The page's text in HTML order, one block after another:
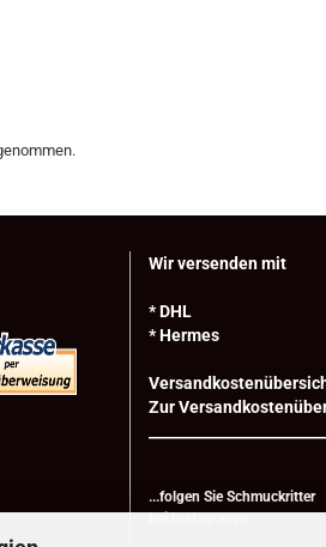
Wir versenden mit
* DHL
* Hermes
Zur
...folgen Sie Schmuckritter